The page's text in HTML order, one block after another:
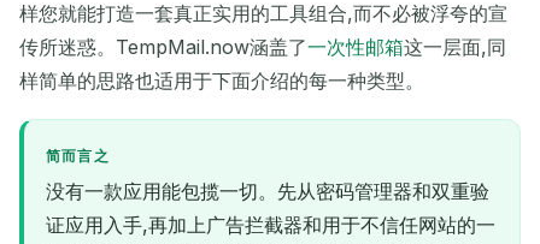
样您就能打造一套真正实用的工具组合,而不必被浮夸的宣
传所迷惑。TempMail.now涵盖了一次性邮箱这一层面,同
样简单的思路也适用于下面介绍的每一种类型。
简而言之
没有一款应用能包揽一切。先从密码管理器和双重验
证应用入手,再加上广告拦截器和用于不信任网站的一